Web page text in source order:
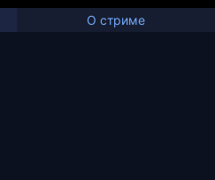
О стриме